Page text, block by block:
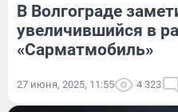
В Волгограде
увеличившийся в
«Сарматмобиль»
27 июня, 2025, 11:55 4 323